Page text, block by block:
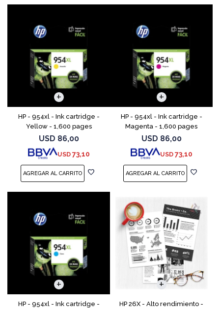
HP - 954xl - Ink cartridge -
Yellow - 1,600 pages
USD 86,00
USD 73,10
HP - 954xl - Ink cartridge -
Magenta - 1,600 pages
USD 86,00
USD 73,10
HP - 954xl - Ink cartridge -
HP 26X - Alto rendimiento -